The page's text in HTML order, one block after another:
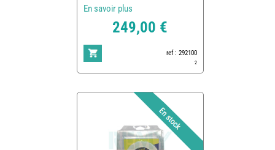
En savoir plus
249,00 €
ref : 292100
2